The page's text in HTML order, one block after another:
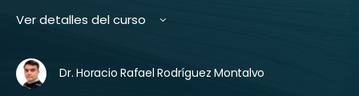
Ver detalles del curso
Dr. Horacio Rafael Rodríguez Montalvo